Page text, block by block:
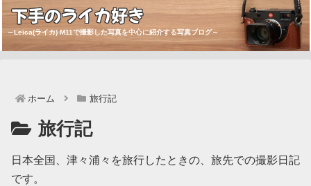
下手のライカ好き
～Leica(ライカ) M11で撮影した写真を中心に紹介する写真ブログ～
ホーム 旅行記
旅行記
日本全国、津々浦々を旅行したときの、旅先での撮影日記
です。